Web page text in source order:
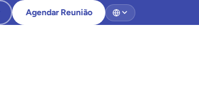
Agendar Reunião